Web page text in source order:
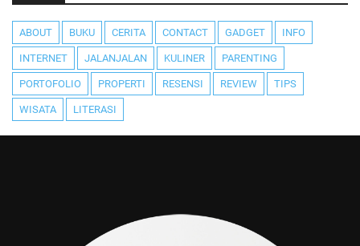
ABOUT BUKU CERITA CONTACT GADGET INFO
INTERNET JALANJALAN KULINER PARENTING
PORTOFOLIO PROPERTI RESENSI REVIEW TIPS
WISATA LITERASI